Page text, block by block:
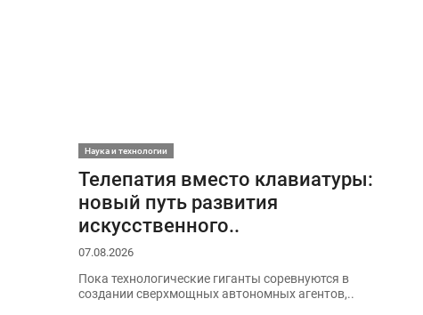
Наука и технологии
Телепатия вместо клавиатуры:
новый путь развития
искусственного..
07.08.2026
Пока технологические гиганты соревнуются в
создании сверхмощных автономных агентов,..